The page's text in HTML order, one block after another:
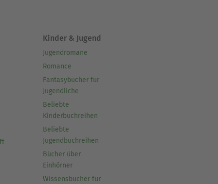
Kinder & Jugend
Jugendromane
Romance
Fantasybücher für
Jugendliche
Beliebte
Kinderbuchreihen
Beliebte
Jugendbuchreihen
Bücher über
Einhörner
Wissensbücher für